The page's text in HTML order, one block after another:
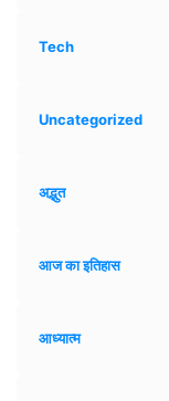
Tech
Uncategorized
अद्भुत
आज का इतिहास
आध्यात्म